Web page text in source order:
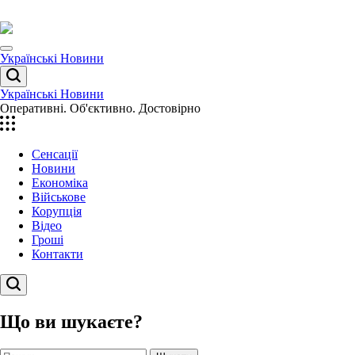
до
вмісту
Menu
Українські Новини
Пошук
Українські Новини
Оперативні. Об'єктивно. Достовірно
Сенсації
Новини
Економіка
Військове
Корупція
Відео
Гроші
Контакти
Пошук
Що ви шукаєте?